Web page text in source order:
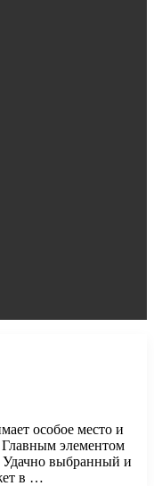
особое место и
элементом
Удачно выбранный и
в …